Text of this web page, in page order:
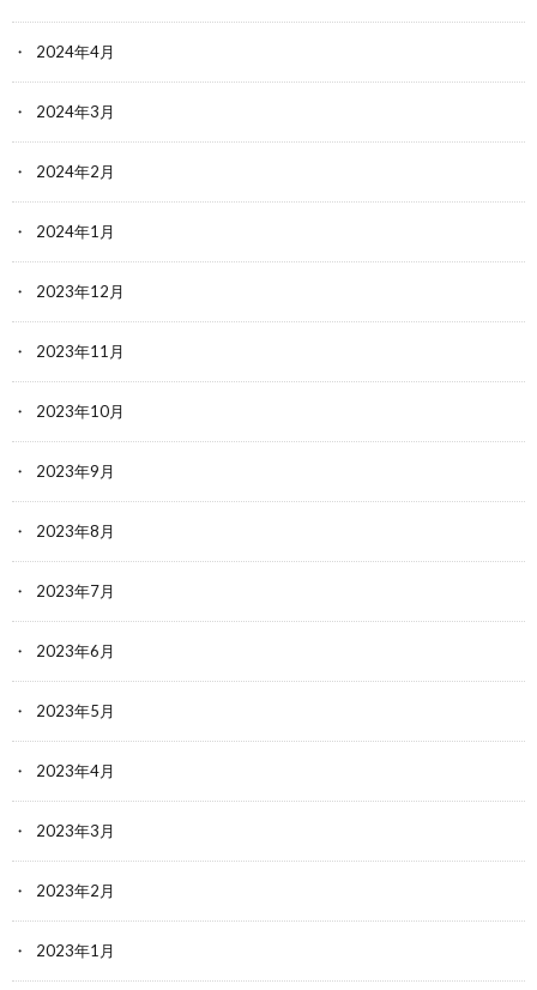
2024年4月
2024年3月
2024年2月
2024年1月
2023年12月
2023年11月
2023年10月
2023年9月
2023年8月
2023年7月
2023年6月
2023年5月
2023年4月
2023年3月
2023年2月
2023年1月